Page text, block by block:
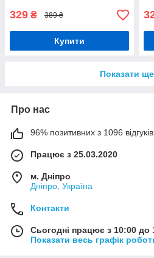
329 ₴ 389 ₴
Купити
Показати ще
Про нас
96% позитивних з 1096 відгуків
Працює з 25.03.2020
м. Дніпро
Дніпро, Україна
Контакти
Сьогодні працює з 10:00 до
Показати весь графік